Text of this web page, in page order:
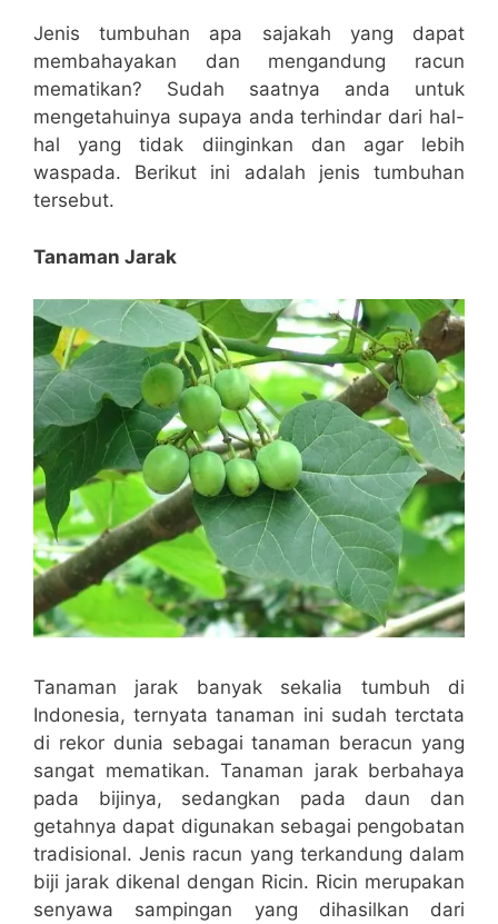
Jenis tumbuhan apa sajakah yang dapat
membahayakan dan mengandung racun
mematikan? Sudah saatnya anda untuk
mengetahuinya supaya anda terhindar dari hal-
hal yang tidak diinginkan dan agar lebih
waspada. Berikut ini adalah jenis tumbuhan
tersebut.
Tanaman Jarak
Tanaman jarak banyak sekalia tumbuh di
Indonesia, ternyata tanaman ini sudah terctata
di rekor dunia sebagai tanaman beracun yang
sangat mematikan. Tanaman jarak berbahaya
pada bijinya, sedangkan pada daun dan
getahnya dapat digunakan sebagai pengobatan
tradisional. Jenis racun yang terkandung dalam
biji jarak dikenal dengan Ricin. Ricin merupakan
senyawa sampingan yang dihasilkan dari